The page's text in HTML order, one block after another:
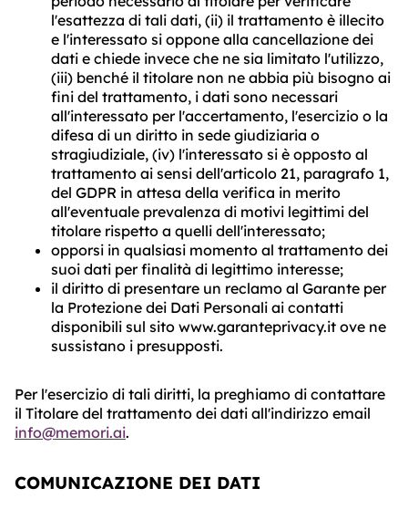
l'esattezza di tali dati, (ii) il trattamento è illecito
e l'interessato si oppone alla cancellazione dei
dati e chiede invece che ne sia limitato l'utilizzo,
(iii) benché il titolare non ne abbia più bisogno ai
fini del trattamento, i dati sono necessari
all'interessato per l'accertamento, l'esercizio o la
difesa di un diritto in sede giudiziaria o
stragiudiziale, (iv) l'interessato si è opposto al
trattamento ai sensi dell'articolo 21, paragrafo 1,
del GDPR in attesa della verifica in merito
all'eventuale prevalenza di motivi legittimi del
titolare rispetto a quelli dell'interessato;
opporsi in qualsiasi momento al trattamento dei
suoi dati per finalità di legittimo interesse;
il diritto di presentare un reclamo al Garante per
la Protezione dei Dati Personali ai contatti
disponibili sul sito www.garanteprivacy.it ove ne
sussistano i presupposti.
Per l'esercizio di tali diritti, la preghiamo di contattare
il Titolare del trattamento dei dati all'indirizzo email
info@memori.ai.
COMUNICAZIONE DEI DATI